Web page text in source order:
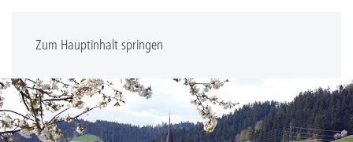
Zum Hauptinhalt springen